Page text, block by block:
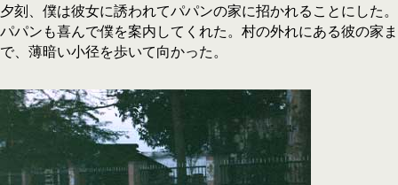
夕刻、僕は彼女に誘われてパパンの家に招かれることにした。
パパンも喜んで僕を案内してくれた。村の外れにある彼の家ま
で、薄暗い小径を歩いて向かった。